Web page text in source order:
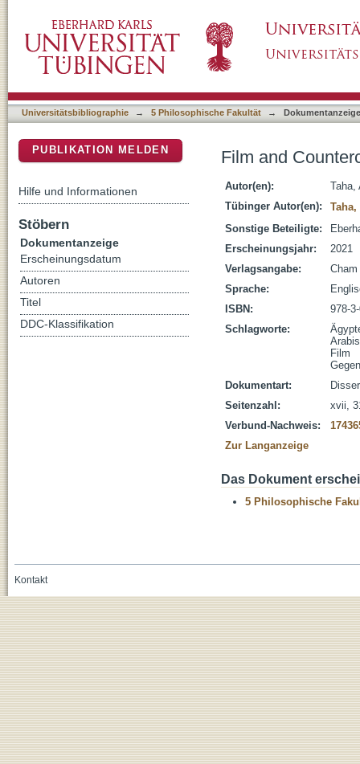
Universitätsbibliographie → 5 Philosophische Fakultät → Dokumentanzeige
Film and
Autor(en):
Taha,
Tübinger Autor(en):
Sonstige Beteiligte:
Erscheinungsjahr:
2021
Verlagsangabe:
Sprache:
ISBN:
978-
Schlagworte:
Film
Dokumentart:
Seitenzahl:
xvii,
Verbund-Nachweis:
Zur Langanzeige
Das Dokument
5 Philosophische
PUBLIKATION MELDEN
Hilfe und Informationen
Stöbern
Dokumentanzeige
Erscheinungsdatum
Autoren
Titel
DDC-Klassifikation
Kontakt